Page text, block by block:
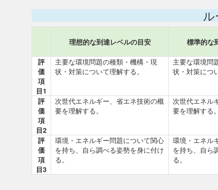
理想的な到達レベルの目安 標準的な
評
価
項
目1
主要な環境問題の種類・機構・現
状・対策について理解する。
主要な環境問
状・対策につ
評
価
項
目2
次世代エネルギー、省エネ技術の概
要を理解する。
次世代エネル
要を理解する
評
価
項
目3
環境・エネルギー問題について関心
を持ち、自ら調べる姿勢を身に付け
る。
環境・エネル
を持ち、自ら
る。